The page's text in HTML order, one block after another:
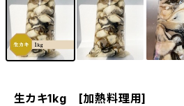
生カキ1kg [加熱料理用]